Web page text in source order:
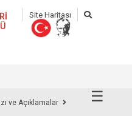
Site Haritası
☰
ve Açıklamalar